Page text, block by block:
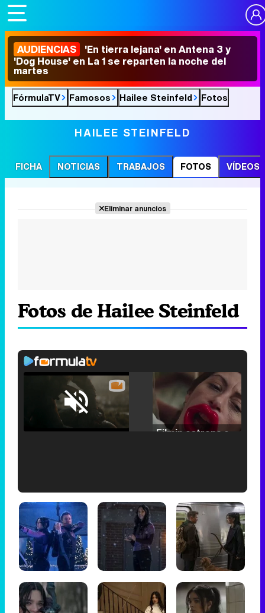
AUDIENCIAS 'En tierra lejana' en Antena 3 y
'Dog House' en La 1 se reparten la noche del
martes
FórmulaTV Famosos Hailee Steinfeld Fotos
HAILEE STEINFELD
FICHA NOTICIAS TRABAJOS FOTOS VÍDEOS
Eliminar anuncios
Fotos de Hailee Steinfeld
Unmute /
Loaded
25.30%
'120 Minutos' celebra sus 2.000 programas en Telemadrid con un vídeo del día a día en la redacción
Tráiler de '33 días', la nueva serie de Atresplayer con Julián Villagrán y José Manuel Poga